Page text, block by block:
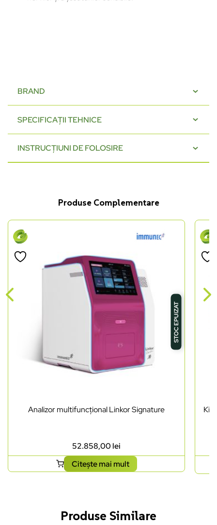
BRAND
SPECIFICAȚII TEHNICE
INSTRUCȚIUNI DE FOLOSIRE
Produse Complementare
STOC EPUIZAT
Analizor multifuncțional Linkor Signature
52.858,00 lei
Citește mai mult
Kit
Produse Similare